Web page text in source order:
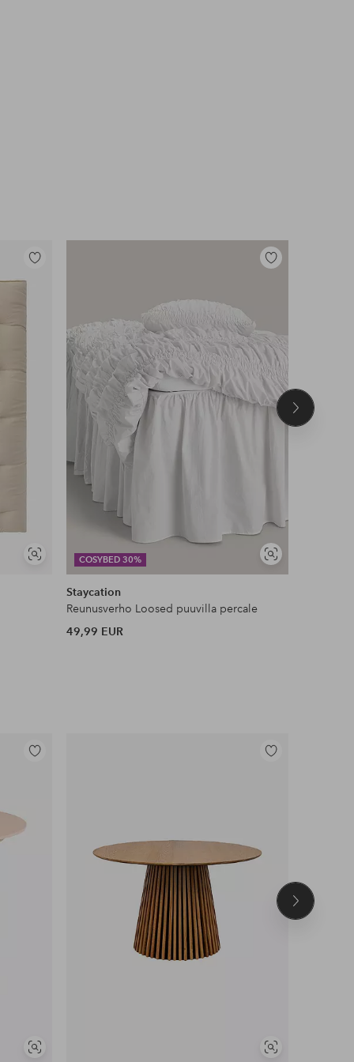
Näytä
samankaltaisia
Lisää
suosikkeihin
COSYBED 30%
Näytä
samankaltaisia
Lisää
Staycation
Reunusverho Loosed puuvilla percale
49,99 EUR
Seuraava
Näytä
Lisää
Näytä
Lisää
Seuraava